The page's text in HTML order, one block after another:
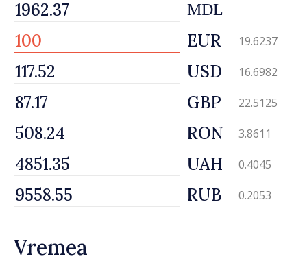
MDL
EUR 19.6237
USD 16.6982
GBP 22.5125
RON 3.8611
UAH 0.4045
RUB 0.2053
Vremea